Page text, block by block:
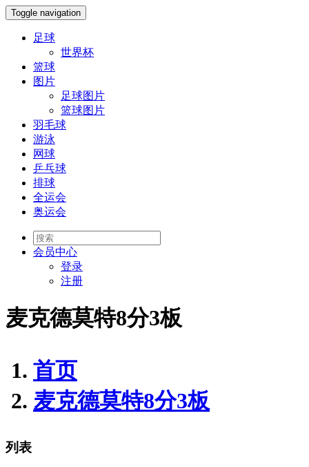
Toggle navigation
足球
世界杯
篮球
图片
足球图片
篮球图片
羽毛球
游泳
网球
乒乓球
排球
全运会
奥运会
会员中心
登录
注册
麦克德莫特8分3板
首页
麦克德莫特8分3板
列表